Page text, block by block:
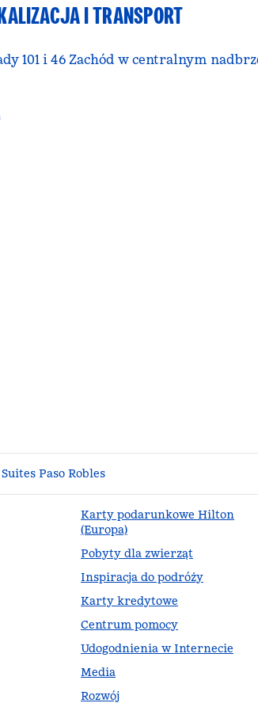
I TRANSPORT
101 i 46 Zachód w centralnym
Paso Robles
Karty podarunkowe Hilton
(Europa)
Pobyty dla zwierząt
Inspiracja do podróży
Karty kredytowe
Centrum pomocy
Udogodnienia w Internecie
Media
Rozwój